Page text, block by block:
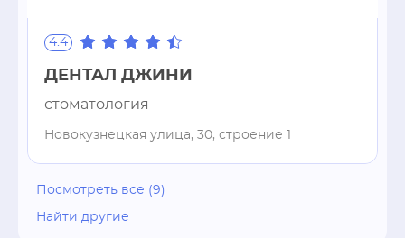
4.4
ДЕНТАЛ ДЖИНИ
стоматология
Новокузнецкая улица, 30, строение 1
Посмотреть все (9)
Найти другие